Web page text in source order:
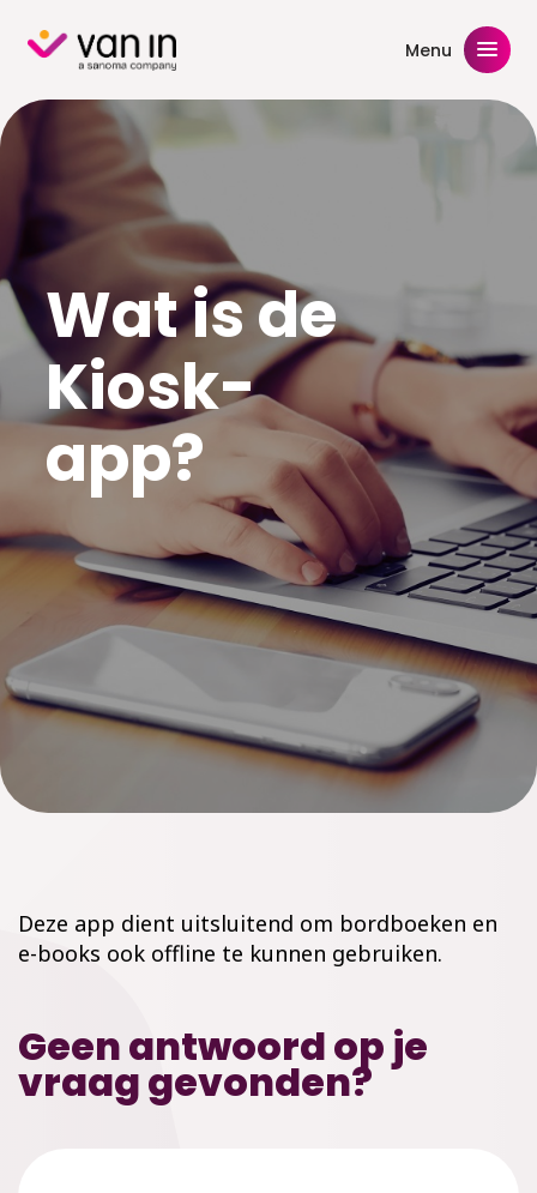
content Menu
Wat is de
Kiosk-
app?
Deze app dient uitsluitend om bordboeken en
e-books ook offline te kunnen gebruiken.
Geen antwoord op je
vraag gevonden?